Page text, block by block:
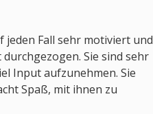
Fall sehr motiviert und
Sie sind sehr
Input aufzunehmen. Sie
Spaß, mit ihnen zu